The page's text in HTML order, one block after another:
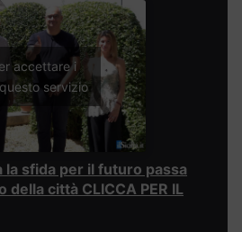
accettare i
servizio
la sfida per il futuro passa
della città CLICCA PER IL